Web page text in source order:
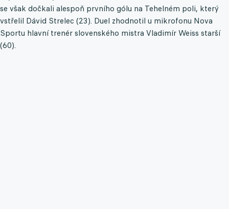
se však dočkali alespoň prvního gólu na Tehelném poli, který
vstřelil Dávid Strelec (23). Duel zhodnotil u mikrofonu Nova
Sportu hlavní trenér slovenského mistra Vladimír Weiss starší
(60).